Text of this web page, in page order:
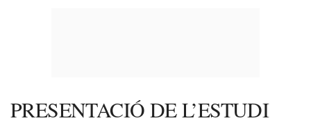
PRESENTACIÓ DE L’ESTUDI